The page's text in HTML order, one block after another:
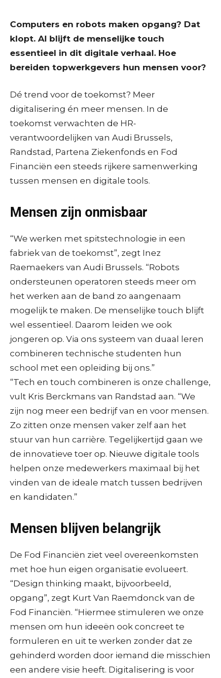
Computers en robots maken opgang? Dat
klopt. Al blijft de menselijke touch
essentieel in dit digitale verhaal. Hoe
bereiden topwerkgevers hun mensen voor?
Dé trend voor de toekomst? Meer
digitalisering én meer mensen. In de
toekomst verwachten de HR-
verantwoordelijken van Audi Brussels,
Randstad, Partena Ziekenfonds en Fod
Financiën een steeds rijkere samenwerking
tussen mensen en digitale tools.
Mensen zijn onmisbaar
“We werken met spitstechnologie in een
fabriek van de toekomst”, zegt Inez
Raemaekers van Audi Brussels. “Robots
ondersteunen operatoren steeds meer om
het werken aan de band zo aangenaam
mogelijk te maken. De menselijke touch blijft
wel essentieel. Daarom leiden we ook
jongeren op. Via ons systeem van duaal leren
combineren technische studenten hun
school met een opleiding bij ons.”
“Tech en touch combineren is onze challenge,
vult Kris Berckmans van Randstad aan. “We
zijn nog meer een bedrijf van en voor mensen.
Zo zitten onze mensen vaker zelf aan het
stuur van hun carrière. Tegelijkertijd gaan we
de innovatieve toer op. Nieuwe digitale tools
helpen onze medewerkers maximaal bij het
vinden van de ideale match tussen bedrijven
en kandidaten.”
Mensen blijven belangrijk
De Fod Financiën ziet veel overeenkomsten
met hoe hun eigen organisatie evolueert.
“Design thinking maakt, bijvoorbeeld,
opgang”, zegt Kurt Van Raemdonck van de
Fod Financiën. “Hiermee stimuleren we onze
mensen om hun ideeën ook concreet te
formuleren en uit te werken zonder dat ze
gehinderd worden door iemand die misschien
een andere visie heeft. Digitalisering is voor